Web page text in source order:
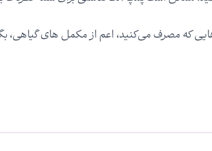
که مصرف می‌کنید، اعم از مکمل های گیاهی،